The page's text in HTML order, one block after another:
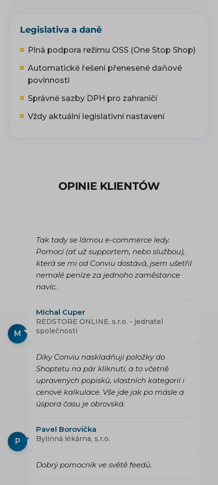
Legislativa a daně
Plná podpora režimu OSS (One Stop Shop)
Automatické řešení přenesené daňové
povinnosti
Správné sazby DPH pro zahraničí
Vždy aktuální legislativní nastavení
OPINIE KLIENTÓW
M
Tak tady se lámou e-commerce ledy.
Pomocí (ať už supportem, nebo službou),
která se mi od Conviu dostává, jsem ušetřil
nemalé peníze za jednoho zaměstance
navíc.
Michal Cuper
REDSTORE ONLINE, s.r.o. - jednatel
společnosti
P
Díky Conviu naskladňuji položky do
Shoptetu na pár kliknutí, a to včetně
upravených popisků, vlastních kategorií i
cenové kalkulace. Vše jde jak po másle a
úspora času je obrovská.
Pavel Borovička
Bylinná lékárna, s.r.o.
Dobrý pomocník ve světě feedů.